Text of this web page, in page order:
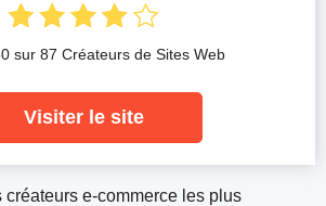
créateurs e-commerce les plus
sur 87 Créateurs de Sites Web
Visiter le site